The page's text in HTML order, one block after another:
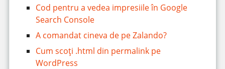
Cod pentru a vedea impresiile în Google
Search Console
A comandat cineva de pe Zalando?
Cum scoți .html din permalink pe
WordPress